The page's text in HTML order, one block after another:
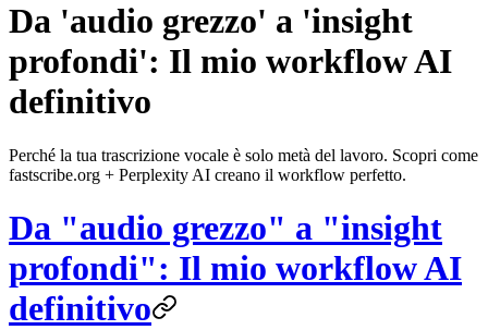
Da 'audio grezzo' a 'insight
profondi': Il mio workflow AI
definitivo
Perché la tua trascrizione vocale è solo metà del lavoro. Scopri come
fastscribe.org + Perplexity AI creano il workflow perfetto.
Da "audio grezzo" a "insight
profondi": Il mio workflow AI
definitivo